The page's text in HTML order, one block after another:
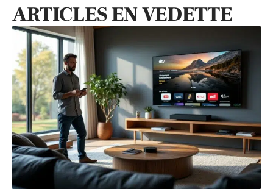
ARTICLES EN VEDETTE